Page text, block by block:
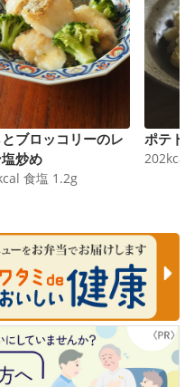
ブロッコリーのレ
炒め
食塩 1.2g
ポテト
202kcal